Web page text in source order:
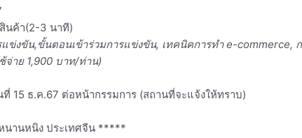
นค้า(2-3 นาที)
ข่งขัน,ขั้นตอนเข้าร่วมการแข่งขัน, เทคนิคการทำ e-
จ่าย 1,900 บาท/ท่าน)
15 ธ.ค.67 ต่อหน้ากรรมการ (สถานที่จะแจ้งให้ทราบ)
นานหนิง ประเทศจีน *****